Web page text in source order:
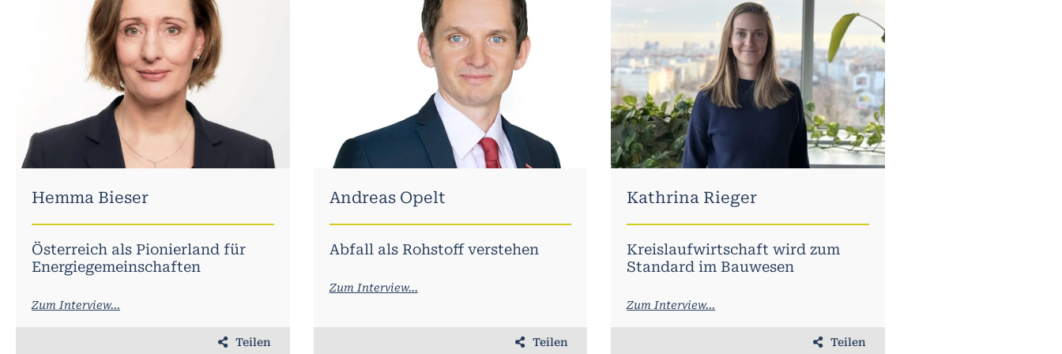
Masterplan Umwettechnologie
Nachhaltig Wirtschaften
V.EFB
TECXPORT
Hemma Bieser
Österreich als Pionierland für
Energiegemeinschaften
Zum Interview...
Teilen
Andreas Opelt
Abfall als Rohstoff verstehen
Zum Interview...
Teilen
Kathrina Rieger
Kreislaufwirtschaft wird zum
Standard im Bauwesen
Zum Interview...
Teilen